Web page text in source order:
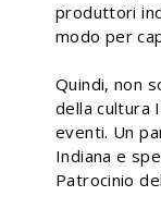
produttori
modo per
Quindi, non
della cultura
eventi. Un
Indiana e
Patrocinio